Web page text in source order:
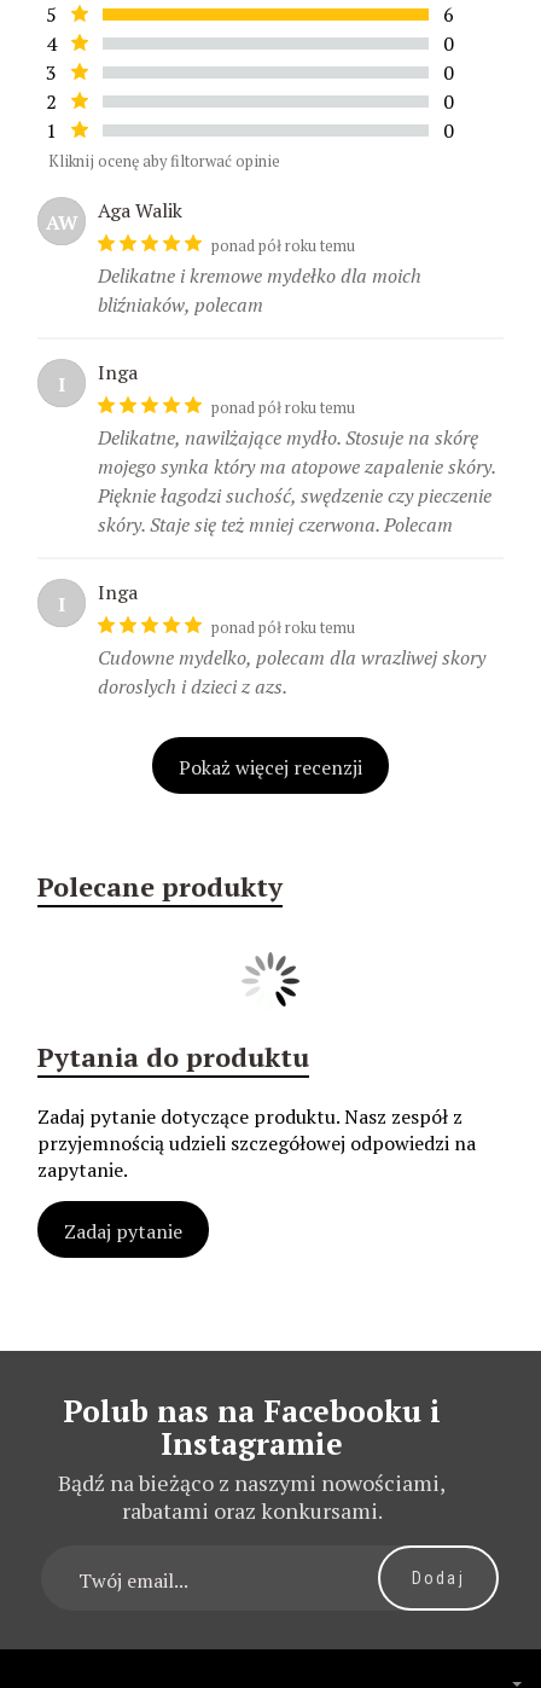
5
6
4
0
3
0
2
0
1
0
Kliknij ocenę aby filtorwać opinie
AW Aga Walik
ponad pół roku temu
Delikatne i kremowe mydełko dla moich
bliźniaków, polecam
I Inga
ponad pół roku temu
Delikatne, nawilżające mydło. Stosuje na skórę
mojego synka który ma atopowe zapalenie skóry.
Pięknie łagodzi suchość, swędzenie czy pieczenie
skóry. Staje się też mniej czerwona. Polecam
I Inga
ponad pół roku temu
Cudowne mydelko, polecam dla wrazliwej skory
doroslych i dzieci z azs.
Pokaż więcej recenzji
Polecane produkty
Pytania do produktu
Zadaj pytanie dotyczące produktu. Nasz zespół z
przyjemnością udzieli szczegółowej odpowiedzi na
zapytanie.
Zadaj pytanie
Polub nas na Facebooku i
Instagramie
Bądź na bieżąco z naszymi nowościami,
rabatami oraz konkursami.